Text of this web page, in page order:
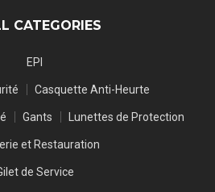
CATEGORIES
EPI
Casquette Anti-Heurte
Gants Lunettes de Protection
et Restauration
de Service